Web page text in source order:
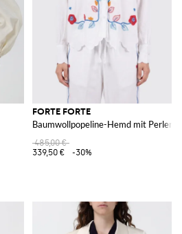
FORTE FORTE
Baumwollpopeline-Hemd mit Perlen
485,00 €
339,50 €
-30%